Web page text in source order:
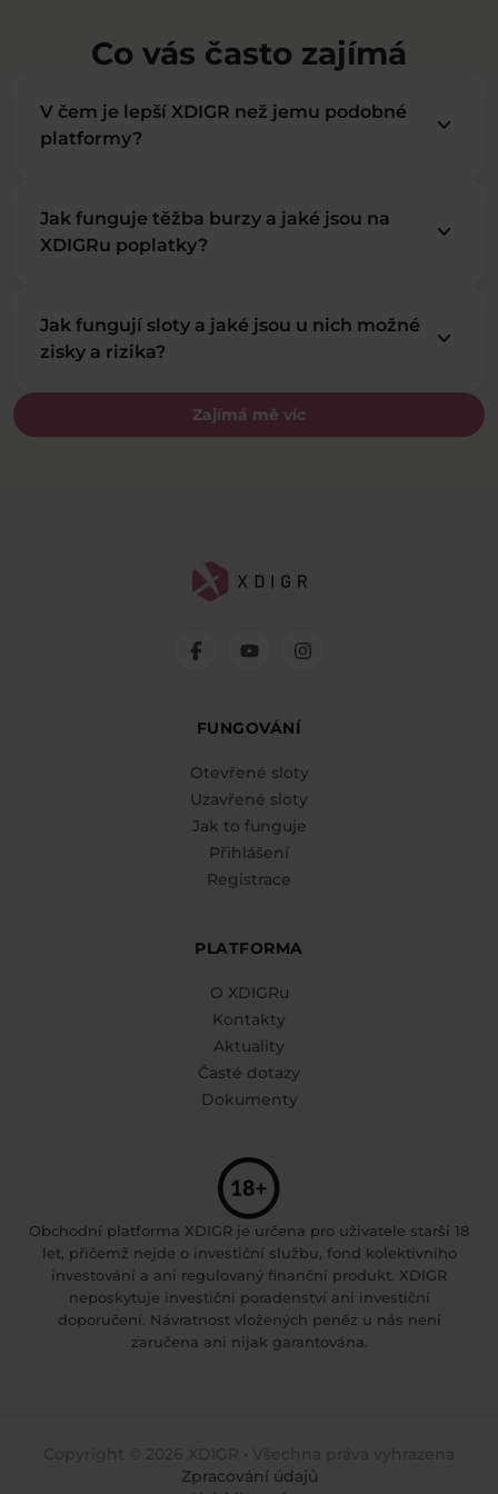
Co vás často zajímá
Zajímá mě víc
V čem je lepší XDIGR než jemu podobné
platformy?
keyboard_arrow_down
Jak funguje těžba burzy a jaké jsou na
XDIGRu poplatky?
keyboard_arrow_down
Jak fungují sloty a jaké jsou u nich možné
zisky a rizika?
keyboard_arrow_down
FUNGOVÁNÍ
Otevřené sloty
Uzavřené sloty
Jak to funguje
Přihlášení
Registrace
PLATFORMA
O XDIGRu
Kontakty
Aktuality
Časté dotazy
Dokumenty
Obchodní platforma XDIGR je určena pro uživatele starší 18
let, přičemž nejde o investiční službu, fond kolektivního
investování a ani regulovaný finanční produkt. XDIGR
neposkytuje investiční poradenství ani investiční
doporučení. Návratnost vložených peněz u nás není
zaručena ani nijak garantována.
Zpracování údajů